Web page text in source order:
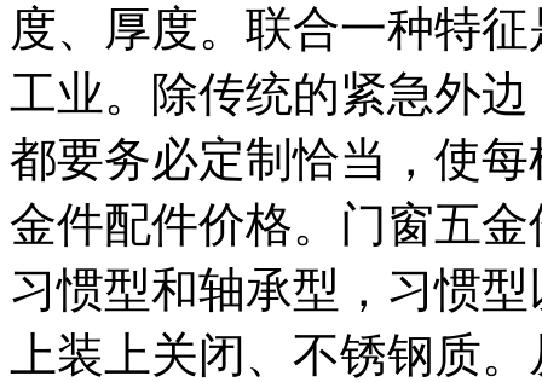
度、厚度。联合一种特
工业。除传统的紧急外
都要务必定制恰当，使
金件配件价格。门窗五
习惯型和轴承型，习惯
上装上关闭、不锈钢质